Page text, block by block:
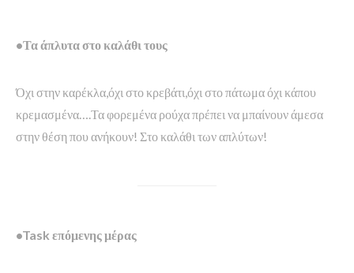
•Τα άπλυτα στο καλάθι τους
Όχι στην καρέκλα,όχι στο κρεβάτι,όχι στο πάτωμα όχι κάπου
κρεμασμένα….Τα φορεμένα ρούχα πρέπει να μπαίνουν άμεσα
στην θέση που ανήκουν! Στο καλάθι των απλύτων!
•Task επόμενης μέρας